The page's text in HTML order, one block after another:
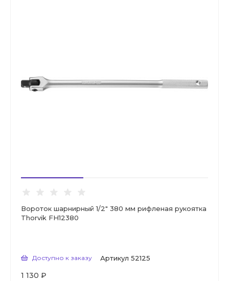
Вороток шарнирный 1/2" 380 мм рифленая рукоятка
Thorvik FH12380
Доступно к заказу Артикул 52125
1 130 ₽